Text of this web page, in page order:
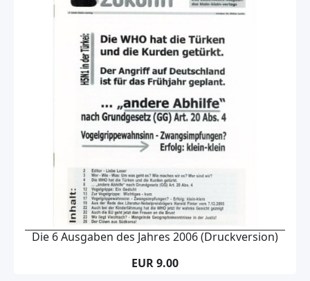
Die 6 Ausgaben des Jahres 2006 (Druckversion)
EUR 9.00